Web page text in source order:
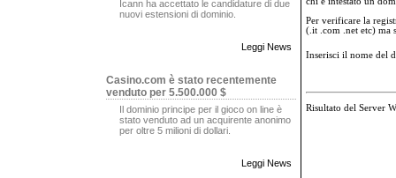
Icann ha accettato le candidature di due
nuovi estensioni di dominio.
Leggi News
Casino.com è stato recentemente
venduto per 5.500.000 $
Il dominio principe per il gioco on line è
stato venduto ad un acquirente anonimo
per oltre 5 milioni di dollari.
Leggi News
Per verificare la
(.it .com .net etc) ma
Inserisci il nome del
Risultato del Server